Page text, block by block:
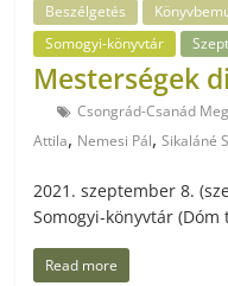
Beszélgetés
Somogyi-könyvtár
Mesterségek
Csongrád-Csanád
Attila, Nemesi Pál,Sikaláné
2021. szeptember 8.
Somogyi-könyvtár
Read more